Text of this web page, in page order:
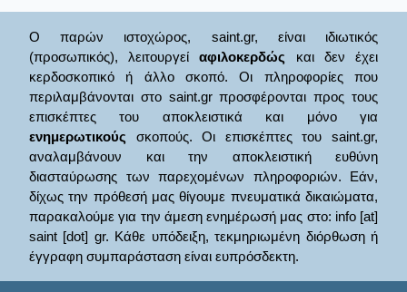
Ο παρών ιστοχώρος, saint.gr, είναι ιδιωτικός
(προσωπικός), λειτουργείαφιλοκερδώς και δεν έχει
κερδοσκοπικό ή άλλο σκοπό. Οι πληροφορίες που
περιλαμβάνονται στο saint.gr προσφέρονται προς τους
επισκέπτες του αποκλειστικά και μόνο για
ενημερωτικούς σκοπούς. Οι επισκέπτες του saint.gr,
αναλαμβάνουν και την αποκλειστική ευθύνη
διασταύρωσης των παρεχομένων πληροφοριών. Εάν,
δίχως την πρόθεσή μας θίγουμε πνευματικά δικαιώματα,
παρακαλούμε για την άμεση ενημέρωσή μας στο: info [at]
saint [dot] gr. Κάθε υπόδειξη, τεκμηριωμένη διόρθωση ή
έγγραφη συμπαράσταση είναι ευπρόσδεκτη.